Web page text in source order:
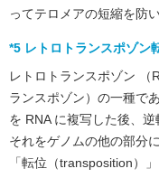
ってテロメアの短縮を防
*5 レトロトランスポゾン
レトロトランスポゾン （
ランスポゾン）の一種で
を RNA に複写した後、
それをゲノムの他の部分
「転位（transposition）